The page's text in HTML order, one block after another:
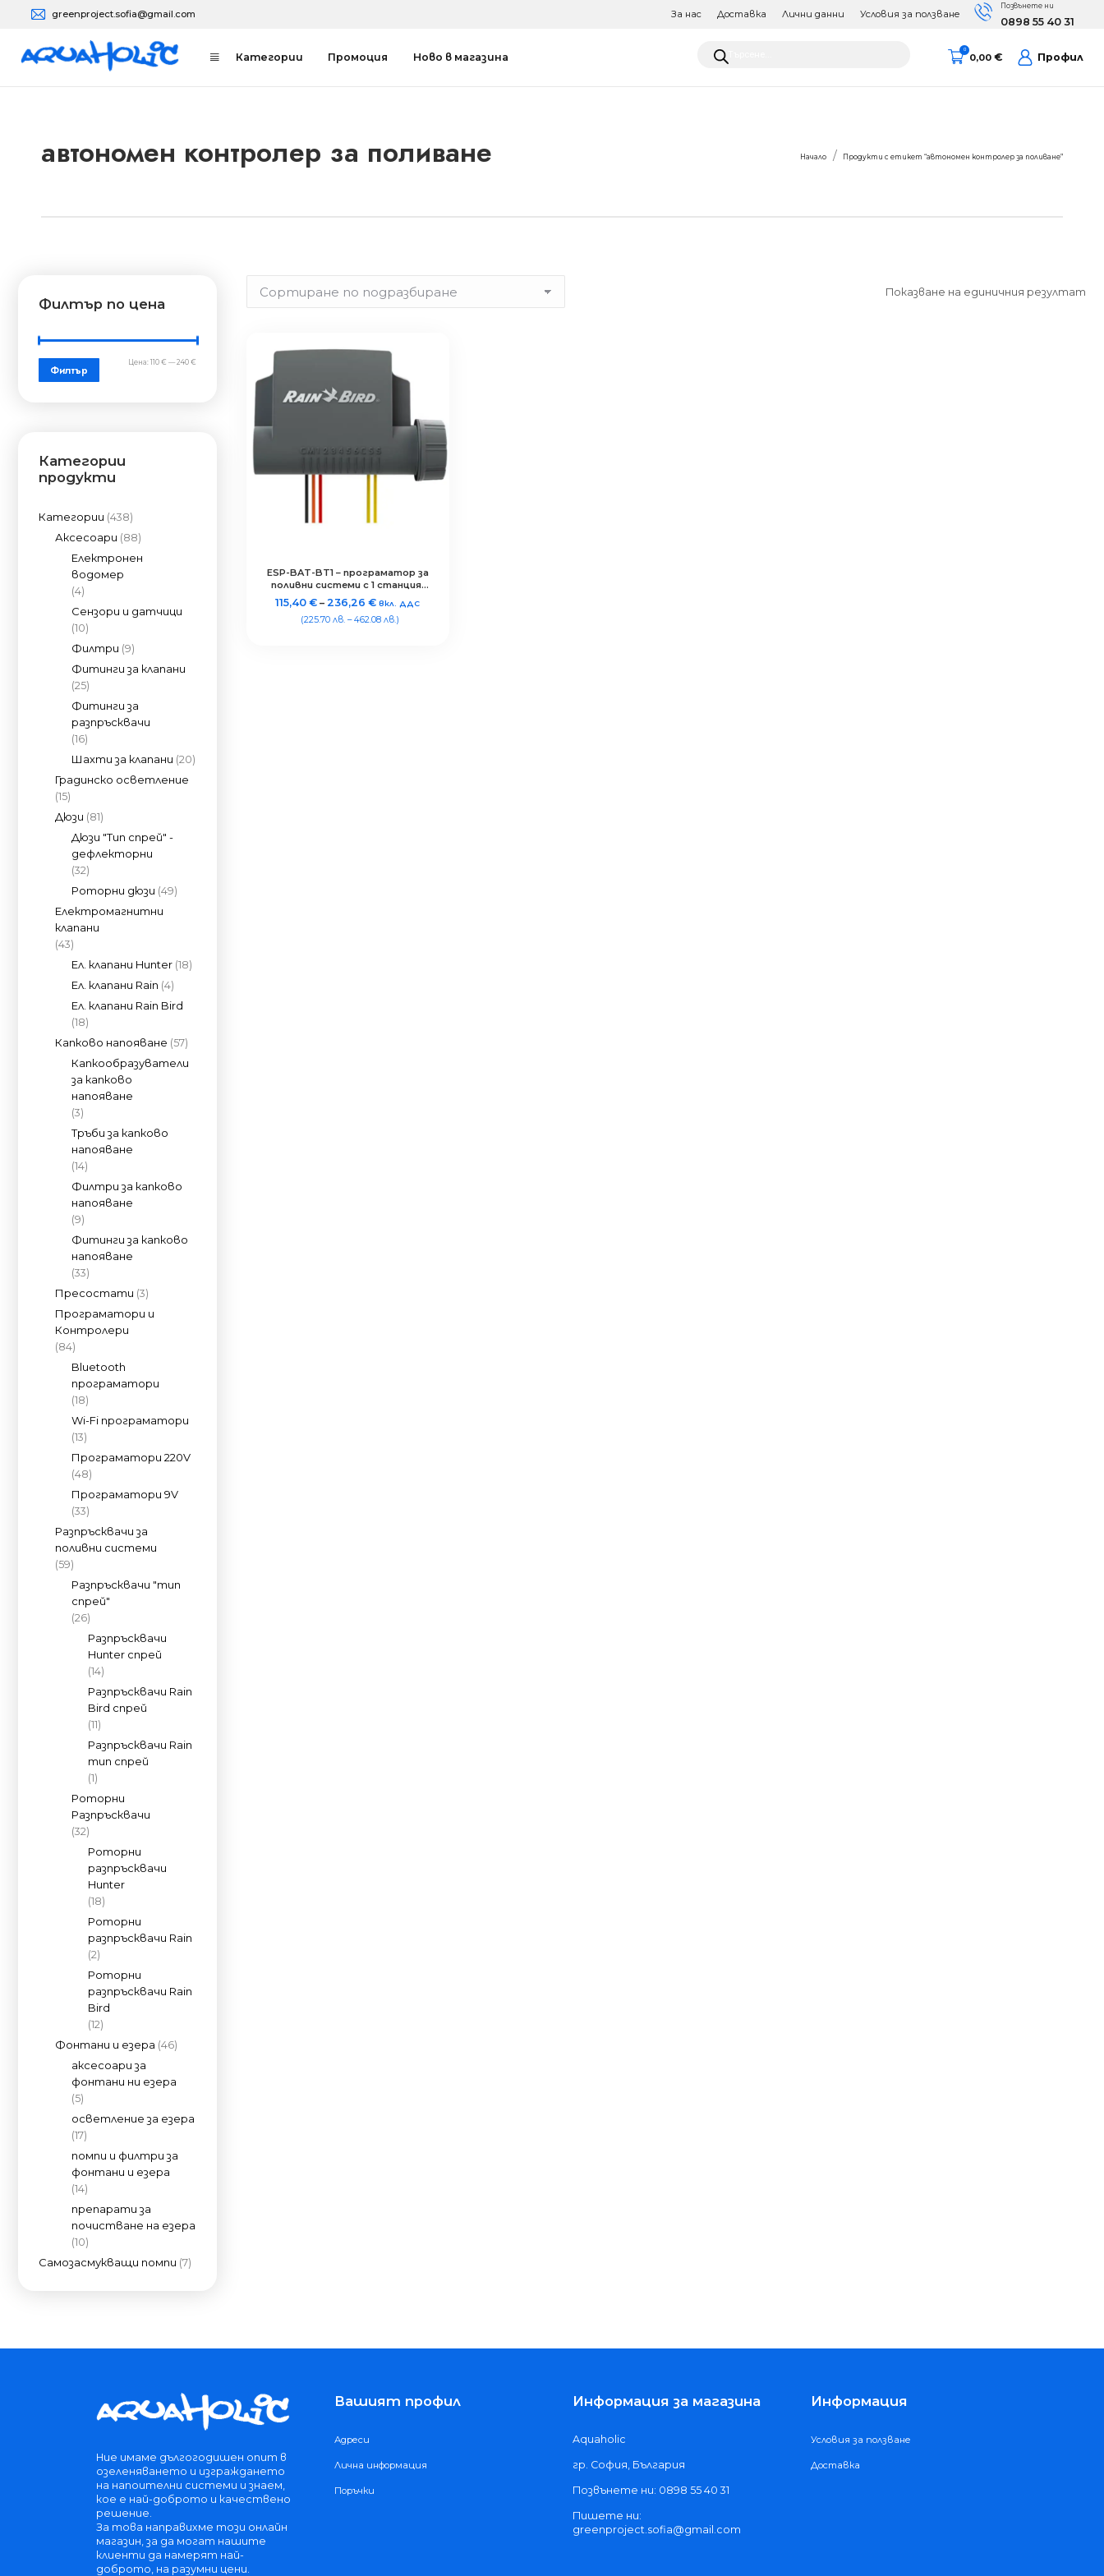
greenproject.sofia@gmail.com За нас Доставка Лични данни Условия за ползване
Позвънете ни
0898 55 40 31
Aquaholic
Онлайн магазин за напоителни системиКатегории Промоция Ново в магазина
Products
search
0,00€
0
Профил
автономен контролер за поливане Начало Продукти с етикет “автономен контролер за поливане”
Показване на единичния резултат
ESP-BAT-BT1 – програматор за
поливни системи с 1 станция,
Bluetooth®, IP68
115,40€ –236,26€ вкл. ДДС
(225.70 лв. – 462.08 лв.)
Филтър по цена
Филтър
Цена:110 € —240 €
Категории
продукти
Категории (438)
Аксесоари (88)
Електронен
водомер
(4)
Сензори и датчици
(10)
Филтри (9)
Фитинги за клапани
(25)
Фитинги за
разпръсквачи
(16)
Шахти за клапани (20)
Градинско осветление
(15)
Дюзи (81)
Дюзи "Тип спрей" -
дефлекторни
(32)
Роторни дюзи (49)
Електромагнитни
клапани
(43)
Ел. клапани Hunter (18)
Ел. клапани Rain (4)
Ел. клапани Rain Bird
(18)
Капково напояване (57)
Капкообразуватели
за капково
напояване
(3)
Тръби за капково
напояване
(14)
Филтри за капково
напояване
(9)
Фитинги за капково
напояване
(33)
Пресостати (3)
Програматори и
Контролери
(84)
Bluetooth
програматори
(18)
Wi-Fi програматори
(13)
Програматори 220V
(48)
Програматори 9V
(33)
Разпръсквачи за
поливни системи
(59)
Разпръсквачи "тип
спрей"
(26)
Разпръсквачи
Hunter спрей
(14)
Разпръсквачи Rain
Bird спрей
(11)
Разпръсквачи Rain
тип спрей
(1)
Роторни
Разпръсквачи
(32)
Роторни
разпръсквачи
Hunter
(18)
Роторни
разпръсквачи Rain
(2)
Роторни
разпръсквачи Rain
Bird
(12)
Фонтани и езера (46)
аксесоари за
фонтани ни езера
(5)
осветление за езера
(17)
помпи и филтри за
фонтани и езера
(14)
препарати за
почистване на езера
(10)
Самозасмукващи помпи (7)
Ние имаме дългогодишен опит в
озеленяването и изграждането
на напоителни системи и знаем,
кое е най-доброто и качествено
решение.
За това направихме този онлайн
магазин, за да могат нашите
клиенти да намерят най-
доброто, на разумни цени.
Вашият профил
Адреси
Лична информация
Поръчки
Информация за магазина
Aquaholic
гр. София, България
Позвънете ни: 0898 55 40 31
Пишете ни:
greenproject.sofia@gmail.com
Информация
Условия за ползване
Доставка